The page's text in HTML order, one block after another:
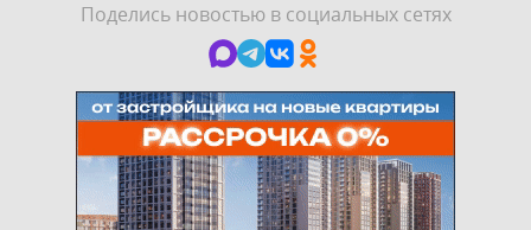
Поделись новостью в социальных сетях